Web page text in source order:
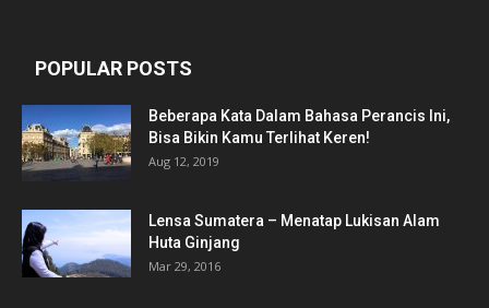
POPULAR POSTS
Beberapa Kata Dalam Bahasa Perancis Ini,
Bisa Bikin Kamu Terlihat Keren!
Aug 12, 2019
Lensa Sumatera – Menatap Lukisan Alam
Huta Ginjang
Mar 29, 2016